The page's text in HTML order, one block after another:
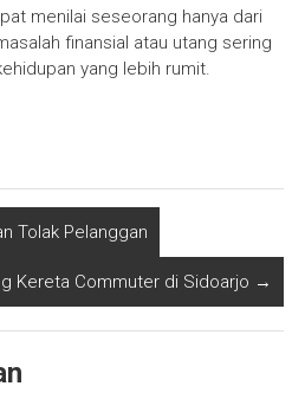
menilai seseorang hanya dari
finansial atau utang sering
yang lebih rumit.
Tolak Pelanggan
Kereta Commuter di Sidoarjo →